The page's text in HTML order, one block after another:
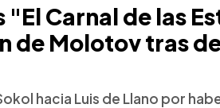
"El Carnal de las
de Molotov tras
hacia Luis de Llano por